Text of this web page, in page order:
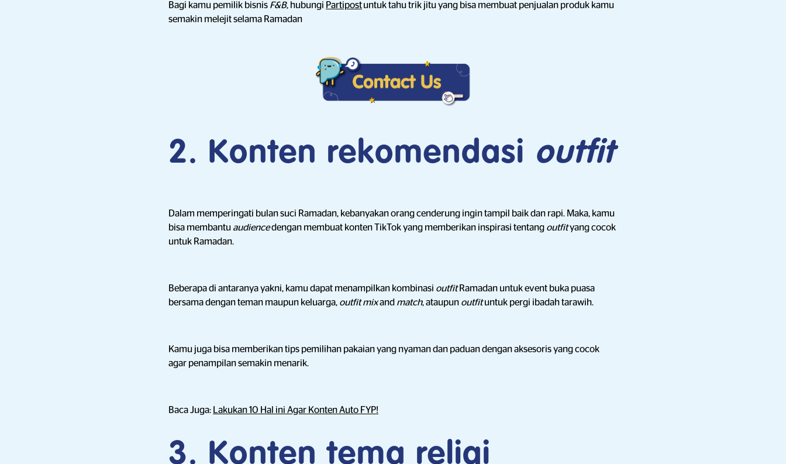
Bagi kamu pemilik bisnis F&B, hubungi Partipostuntuk tahu trik jitu yang bisa membuat penjualan produk kamu
semakin melejit selama Ramadan
2. Konten rekomendasi outfit
Dalam memperingati bulan suci Ramadan, kebanyakan orang cenderung ingin tampil baik dan rapi. Maka, kamu
bisa membantu audiencedengan membuat konten TikTok yang memberikan inspirasi tentang outfityang cocok
untuk Ramadan.
Beberapa di antaranya yakni, kamu dapat menampilkan kombinasi outfitRamadan untuk event buka puasa
bersama dengan teman maupun keluarga, outfit mixand match, ataupun outfituntuk pergi ibadah tarawih.
Kamu juga bisa memberikan tips pemilihan pakaian yang nyaman dan paduan dengan aksesoris yang cocok
agar penampilan semakin menarik.
Baca Juga: Lakukan 10 Hal ini Agar Konten Auto FYP!
3. Konten tema religi